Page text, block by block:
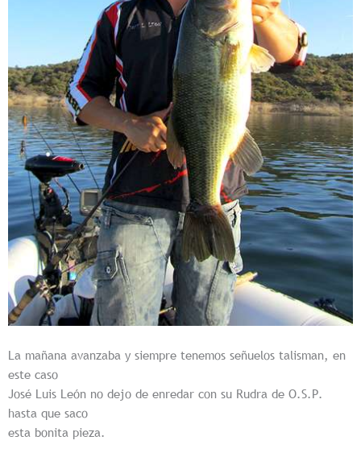
La mañana avanzaba y siempre tenemos señuelos talisman, en
este caso
José Luis León no dejo de enredar con su Rudra de O.S.P.
hasta que saco
esta bonita pieza.